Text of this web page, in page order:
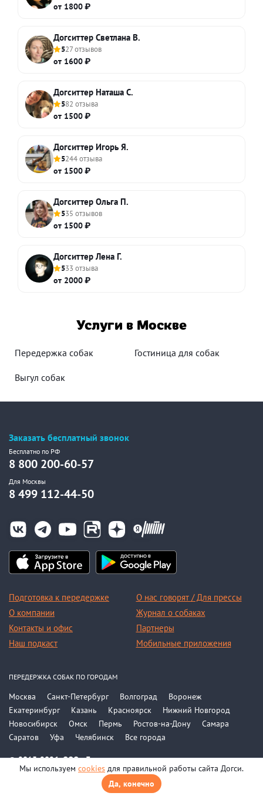
от 1800 ₽
Догситтер Светлана В.
527 отзывов
от 1600 ₽
Догситтер Наташа С.
582 отзыва
от 1500 ₽
Догситтер Игорь Я.
5244 отзыва
от 1500 ₽
Догситтер Ольга П.
535 отзывов
от 1500 ₽
Догситтер Лена Г.
533 отзыва
от 2000 ₽
Услуги в Москве
Передержка собак Гостиница для собак
Выгул собак
Заказать бесплатный звонок
Бесплатно по РФ
8 800 200-60-57
Для Москвы
8 499 112-44-50
Подготовка к передержке
О компании
Контакты и офис
Наш подкаст
О нас говорят / Для прессы
Журнал о собаках
Партнеры
Мобильные приложения
© 2015-2026, ООО «Догси»
Политика конфиденциальности
ПЕРЕДЕРЖКА СОБАК ПО ГОРОДАМ
Москва Санкт-Петербург Волгоград
Воронеж
Екатеринбург
Казань Красноярск
Нижний Новгород
Новосибирск
Омск Пермь Ростов-на-Дону
Самара
Саратов
Уфа Челябинск Все города
Мы используем cookies для правильной работы сайта Догси.
Да, конечно